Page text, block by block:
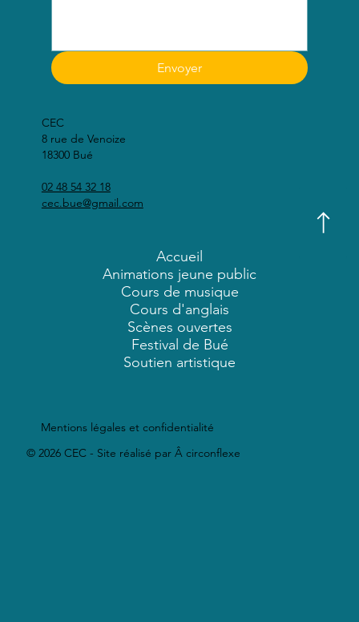
Envoyer
CEC
8 rue de Venoize
18300 Bué
02 48 54 32 18
cec.bue@gmail.com
Accueil
Animations jeune public
Cours de musique
Cours d'anglais
Scènes ouvertes
Festival de Bué
Soutien artistique
Mentions légales et confidentialité
© 2026 CEC - Site réalisé par Â circonflexe